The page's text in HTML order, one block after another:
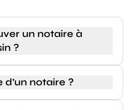
un notaire à
?
d’un notaire ?